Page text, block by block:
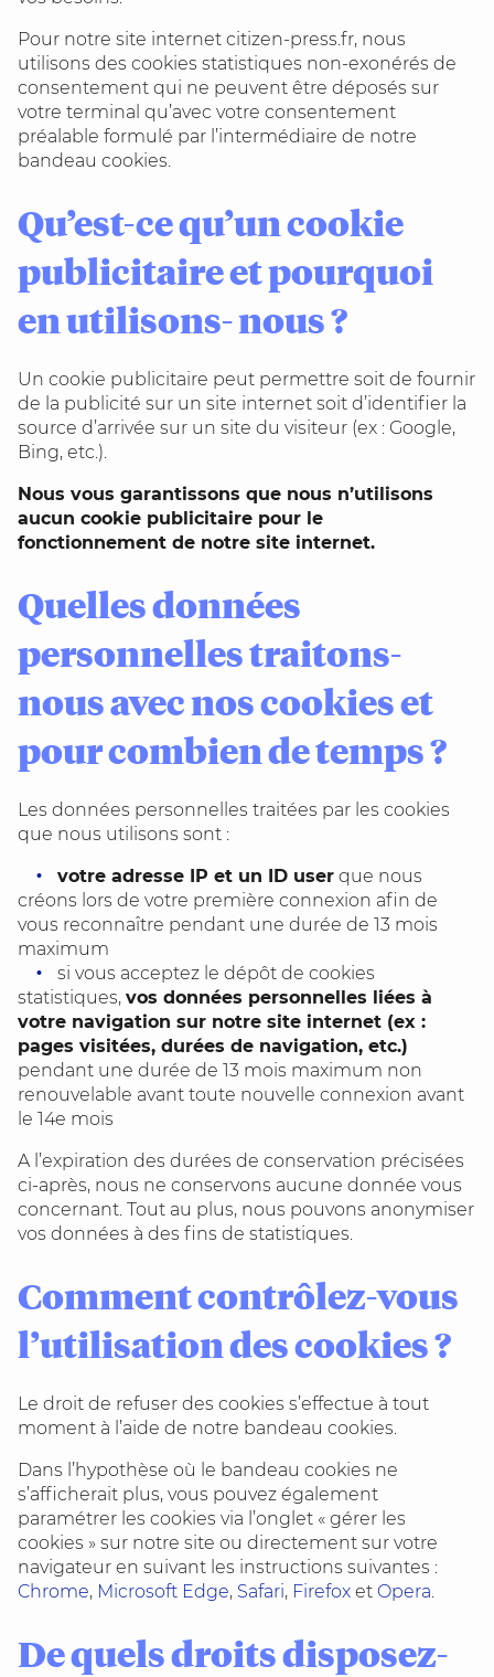
Pour notre site internet citizen-press.fr, nous
utilisons des cookies statistiques non-exonérés de
consentement qui ne peuvent être déposés sur
votre terminal qu’avec votre consentement
préalable formulé par l’intermédiaire de notre
bandeau cookies.
Qu’est-ce qu’un cookie
publicitaire et pourquoi
en utilisons- nous ?
Un cookie publicitaire peut permettre soit de fournir
de la publicité sur un site internet soit d’identifier la
source d’arrivée sur un site du visiteur (ex : Google,
Bing, etc.).
Nous vous garantissons que nous n’utilisons
aucun cookie publicitaire pour le
fonctionnement de notre site internet.
Quelles données
personnelles traitons-
nous avec nos cookies et
pour combien de temps ?
Les données personnelles traitées par les cookies
que nous utilisons sont :
votre adresse IP et un ID user que nous
créons lors de votre première connexion afin de
vous reconnaître pendant une durée de 13 mois
maximum
si vous acceptez le dépôt de cookies
statistiques, vos données personnelles liées à
votre navigation sur notre site internet (ex :
pages visitées, durées de navigation, etc.)
pendant une durée de 13 mois maximum non
renouvelable avant toute nouvelle connexion avant
le 14e mois
A l’expiration des durées de conservation précisées
ci-après, nous ne conservons aucune donnée vous
concernant. Tout au plus, nous pouvons anonymiser
vos données à des fins de statistiques.
Comment contrôlez-vous
l’utilisation des cookies ?
Le droit de refuser des cookies s’effectue à tout
moment à l’aide de notre bandeau cookies.
Dans l’hypothèse où le bandeau cookies ne
s’afficherait plus, vous pouvez également
paramétrer les cookies via l’onglet « gérer les
cookies » sur notre site ou directement sur votre
navigateur en suivant les instructions suivantes :
Chrome, Microsoft Edge, Safari, Firefox et Opera.
De quels droits disposez-